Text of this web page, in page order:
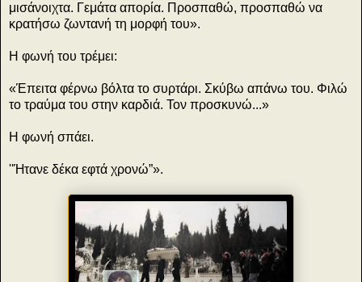
μισάνοιχτα. Γεμάτα απορία. Προσπαθώ, προσπαθώ να
κρατήσω ζωντανή τη μορφή του».
Η φωνή του τρέμει:
«Έπειτα φέρνω βόλτα το συρτάρι. Σκύβω απάνω του. Φιλώ
το τραύμα του στην καρδιά. Τον προσκυνώ...»
Η φωνή σπάει.
''Ήτανε δέκα εφτά χρονώ”».